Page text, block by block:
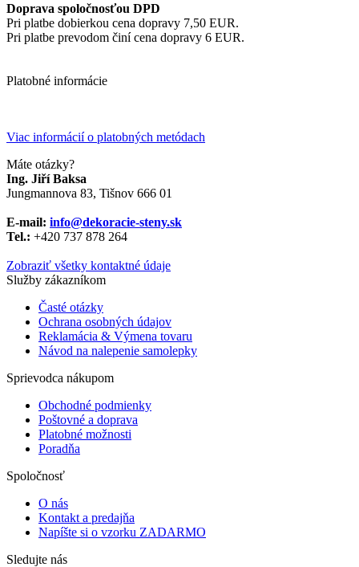
Doprava spoločnosťou DPD
Pri platbe dobierkou cena dopravy 7,50 EUR.
Pri platbe prevodom činí cena dopravy 6 EUR.
Platobné informácie
Viac informácií o platobných metódach
Máte otázky?
Ing. Jiří Baksa
Jungmannova 83, Tišnov 666 01
E-mail: info@dekoracie-steny.sk
Tel.: +420 737 878 ​​264
Zobraziť všetky kontaktné údaje
Služby zákazníkom
Časté otázky
Ochrana osobných údajov
Reklamácia & Výmena tovaru
Návod na nalepenie samolepky
Sprievodca nákupom
Obchodné podmienky
Poštovné a doprava
Platobné možnosti
Poradňa
Spoločnosť
O nás
Kontakt a predajňa
Napíšte si o vzorku ZADARMO
Sledujte nás